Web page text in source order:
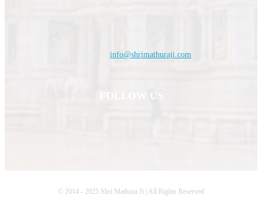
info@shrimathuraji.com
FOLLOW US
© 2014 - 2025 Shri Mathura Ji | All Rights Reserved